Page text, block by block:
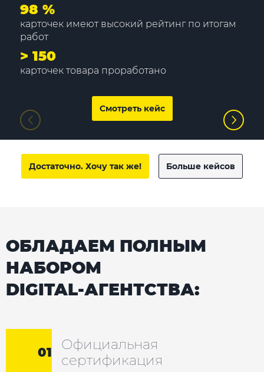
98 %
карточек имеют высокий рейтинг по итогам
работ
> 150
карточек товара проработано
Смотреть кейс
Достаточно. Хочу так же! Больше кейсов
ОБЛАДАЕМ ПОЛНЫМ
НАБОРОМ
DIGITAL-АГЕНТСТВА:
01
Официальная
сертификация